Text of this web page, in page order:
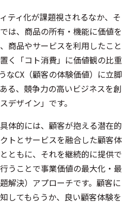
ティ化が課題視されるなか、そ
は、商品の所有・機能に価値を
商品やサービスを利用したこと
く「コト消費」に価値観の比重
なCX（顧客の体験価値）に立脚
る、競争力の高いビジネスを創
デザイン」です。
体的には、顧客が抱える潜在的
トとサービスを融合した顧客体
ともに、それを継続的に提供で
うことで事業価値の最大化・最
解決）アプローチです。顧客に
してもらうか、良い顧客体験を